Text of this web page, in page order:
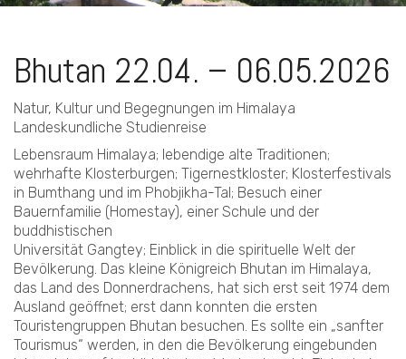
Bhutan 22.04. – 06.05.2026
Natur, Kultur und Begegnungen im Himalaya
Landeskundliche Studienreise
Lebensraum Himalaya; lebendige alte Traditionen;
wehrhafte Klosterburgen; Tigernestkloster; Klosterfestivals
in Bumthang und im Phobjikha-Tal; Besuch einer
Bauernfamilie (Homestay), einer Schule und der
buddhistischen
Universität Gangtey; Einblick in die spirituelle Welt der
Bevölkerung. Das kleine Königreich Bhutan im Himalaya,
das Land des Donnerdrachens, hat sich erst seit 1974 dem
Ausland geöffnet; erst dann konnten die ersten
Touristengruppen Bhutan besuchen. Es sollte ein „sanfter
Tourismus“ werden, in den die Bevölkerung eingebunden